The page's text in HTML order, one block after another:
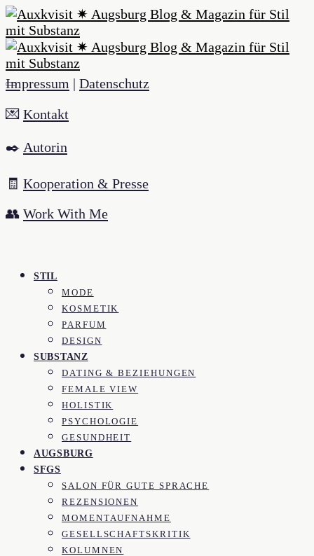
Impressum | Datenschutz
💌 Kontakt
✒️ Autorin
🧾 Kooperation & Presse
👥 Work With Me
STIL
MODE
KOSMETIK
PARFUM
DESIGN
SUBSTANZ
DATING & BEZIEHUNGEN
FEMALE VIEW
HOLISTIK
PSYCHOLOGIE
GESUNDHEIT
AUGSBURG
SFGS
SALON FÜR GUTE SPRACHE
REZENSIONEN
MOMENTAUFNAHME
GESELLSCHAFTSKRITIK
KOLUMNEN